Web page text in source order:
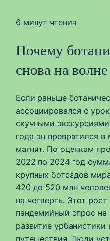
6 минут чтения
Почему
снова на
Если раньше
ассоциировался с
скучными
года он превратился
магнит. По оценкам
2022 по 2024 год
крупных ботсадов
420 до 520 млн
на четверть. Этот
пандемийный спрос на
развитие
путешествия. Люди